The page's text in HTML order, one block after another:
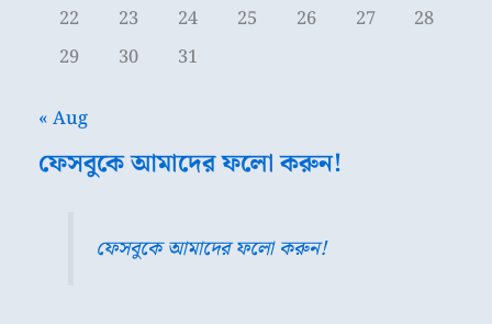
22
23 24 25 26 27
28
29
30 31
« Aug
ফেসবুকে আমাদের ফলো করুন!
ফেসবুকে আমাদের ফলো করুন!